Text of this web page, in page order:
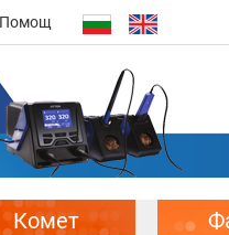
Помощ
Комет